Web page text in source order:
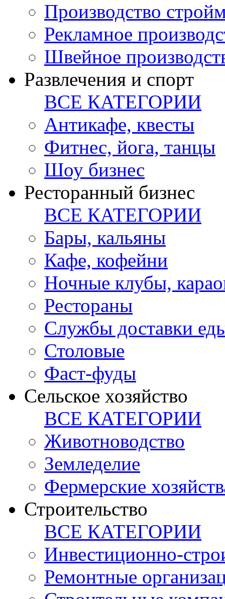
Производство
Рекламное
Швейное
Развлечения и спорт
ВСЕ КАТЕГОРИИ
Антикафе, квесты
Фитнес, йога, танцы
Шоу бизнес
Ресторанный бизнес
ВСЕ КАТЕГОРИИ
Бары, кальяны
Кафе, кофейни
Ночные клубы,
Рестораны
Службы доставки
Столовые
Фаст-фуды
Сельское хозяйство
ВСЕ КАТЕГОРИИ
Животноводство
Земледелие
Фермерские
Строительство
ВСЕ КАТЕГОРИИ
Инвестиционно-
Ремонтные